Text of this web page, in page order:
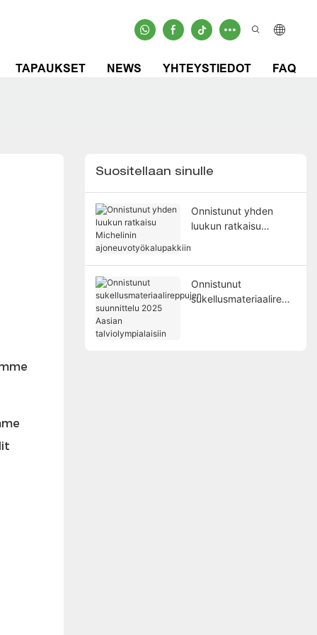
TAPAUKSET NEWS YHTEYSTIEDOT FAQ
Suositellaan sinulle
Onnistunut yhden
luukun ratkaisu
Onnistunut
sukellusmateriaalirepp